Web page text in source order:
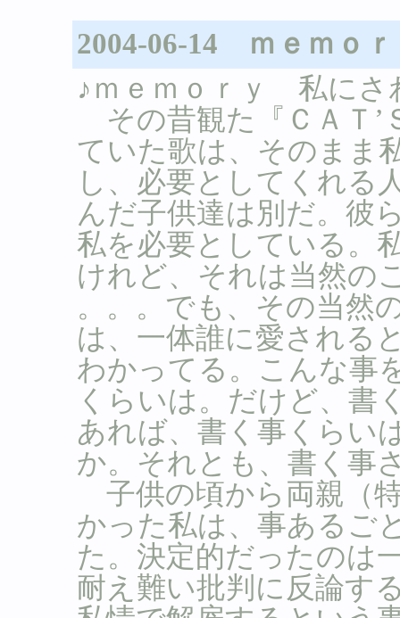
2004-06-14 ｍｅｍｏｒ
♪ｍｅｍｏｒｙ 私に
その昔観た『ＣＡＴ’
ていた歌は、そのまま
し、必要としてくれる
んだ子供達は別だ。彼
私を必要としている。
けれど、それは当然の
。。。でも、その当然
は、一体誰に愛される
わかってる。こんな事
くらいは。だけど、書
あれば、書く事くらい
か。それとも、書く事
子供の頃から両親（
かった私は、事あるご
た。決定的だったのは
耐え難い批判に反論す